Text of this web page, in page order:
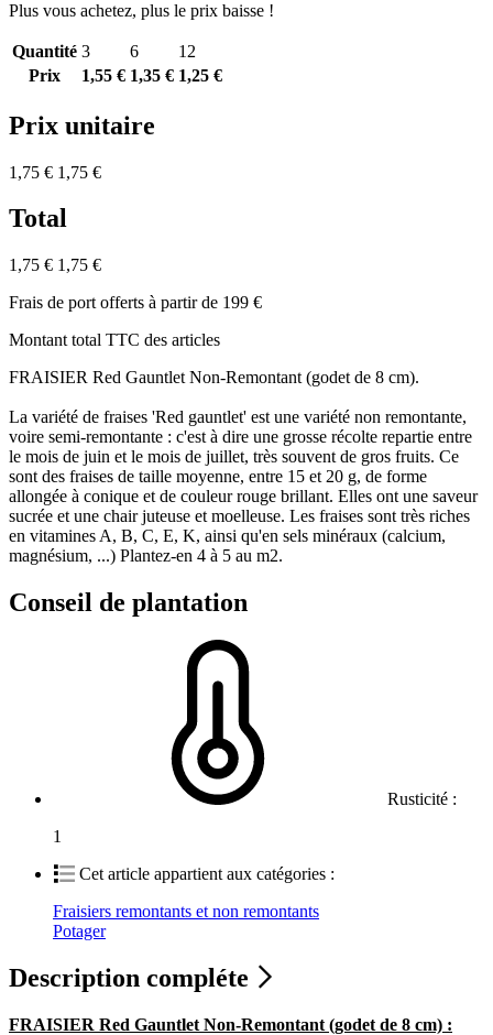
Plus vous achetez, plus le prix baisse !
Quantité 3 6
12
Prix
1,55 € 1,35 € 1,25 €
Prix unitaire
1,75 € 1,75 €
Total
1,75 € 1,75 €
Frais de port offerts à partir de 199 €
Montant total TTC des articles
FRAISIER Red Gauntlet Non-Remontant (godet de 8 cm).
La variété de fraises 'Red gauntlet' est une variété non remontante,
voire semi-remontante : c'est à dire une grosse récolte repartie entre
le mois de juin et le mois de juillet, très souvent de gros fruits. Ce
sont des fraises de taille moyenne, entre 15 et 20 g, de forme
allongée à conique et de couleur rouge brillant. Elles ont une saveur
sucrée et une chair juteuse et moelleuse. Les fraises sont très riches
en vitamines A, B, C, E, K, ainsi qu'en sels minéraux (calcium,
magnésium, ...) Plantez-en 4 à 5 au m2.
Conseil de plantation
Rusticité :
1
Cet article appartient aux catégories :
Fraisiers remontants et non remontants
Potager
Description compléte
FRAISIER Red Gauntlet Non-Remontant (godet de 8 cm) :